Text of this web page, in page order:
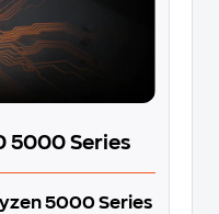
5000 Series
5000 Series